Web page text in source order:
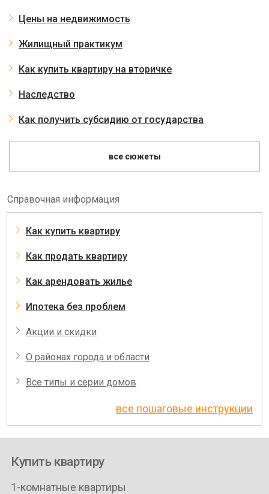
Цены на недвижимость
Жилищный практикум
Как купить квартиру на вторичке
Наследство
Как получить субсидию от государства
все сюжеты
Справочная информация
Как купить квартиру
Как продать квартиру
Как арендовать жилье
Ипотека без проблем
Акции и скидки
О районах города и области
Все типы и серии домов
все пошаговые инструкции
Купить квартиру
1-комнатные квартиры